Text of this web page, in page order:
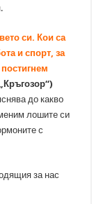
си. Кои са
и спорт, за
до какво
лошите си
с
за нас